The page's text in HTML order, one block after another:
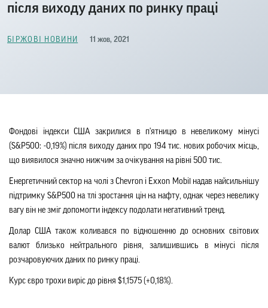
після виходу даних по ринку праці
БІРЖОВІ НОВИНИ 11 жов, 2021
Фондові індекси США закрилися в п'ятницю в невеликому мінусі
(S&P500: -0,19%) після виходу даних про 194 тис. нових робочих місць,
що виявилося значно нижчим за очікування на рівні 500 тис.
Енергетичний сектор на чолі з Chevron і Exxon Mobil надав найсильнішу
підтримку S&P500 на тлі зростання цін на нафту, однак через невелику
вагу він не зміг допомогти індексу подолати негативний тренд.
Долар США також коливався по відношенню до основних світових
валют близько нейтрального рівня, залишившись в мінусі після
розчаровуючих даних по ринку праці.
Курс євро трохи виріс до рівня $1,1575 (+0,18%).